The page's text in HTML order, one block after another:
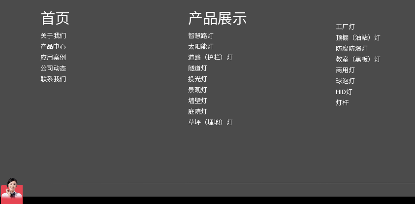
首页
关于我们
产品中心
应用案例
公司动态
联系我们
产品展示
智慧路灯
太阳能灯
道路（护栏）灯
隧道灯
投光灯
景观灯
墙壁灯
庭院灯
草坪（埋地）灯
工厂灯
顶棚（油站）灯
防腐防爆灯
教室（黑板）灯
商用灯
球泡灯
HID灯
灯杆